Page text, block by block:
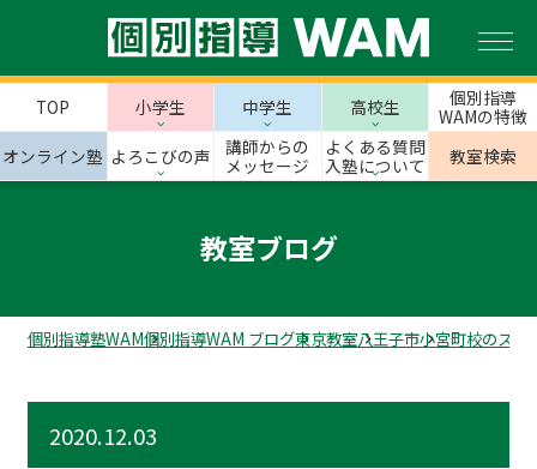
TOP 小学生 中学生 高校生
個別指導
WAMの特徴
オンライン塾 よろこびの声
講師からの
メッセージ
よくある質問
入塾について
教室検索
教室ブログ
個別指導塾WAM個別指導WAM ブログ東京教室八王子市小宮町校のスタ
2020.12.03